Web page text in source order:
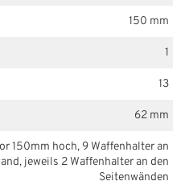
150 mm
1
13
62 mm
150mm hoch, 9 Waffenhalter an
jeweils 2 Waffenhalter an den
Seitenwänden